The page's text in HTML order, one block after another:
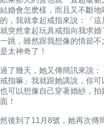
結婚會怎麽樣，而且又不斷
的，我就拿起戒指來說：「
就突然拿起玩具戒指向我求
一跳，雖然跟我想像的情節
是太神奇了！
過了幾天，她又傳簡訊來說
戒指嘛」我就跟她講說，你
也可以想像自己穿著婚紗，
面！
然後到了11月8號，她再次傳